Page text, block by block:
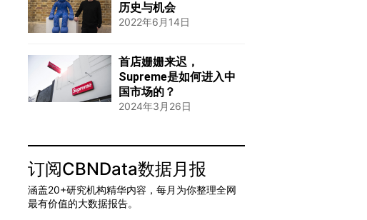
历史与机会
2022年6月14日
首店姗姗来迟，
Supreme是如何进入中
国市场的？
2024年3月26日
订阅CBNData数据月报
涵盖20+研究机构精华内容，每月为你整理全网
最有价值的大数据报告。